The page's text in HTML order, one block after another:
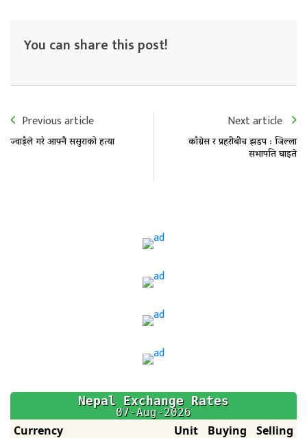
You can share this post!
Previous article
ज्वाइँले गरे आफ्नै ससुराको हत्या
Next article
काँग्रेस र प्रहरीबीच झडप : जिल्ला
सभापति घाइते